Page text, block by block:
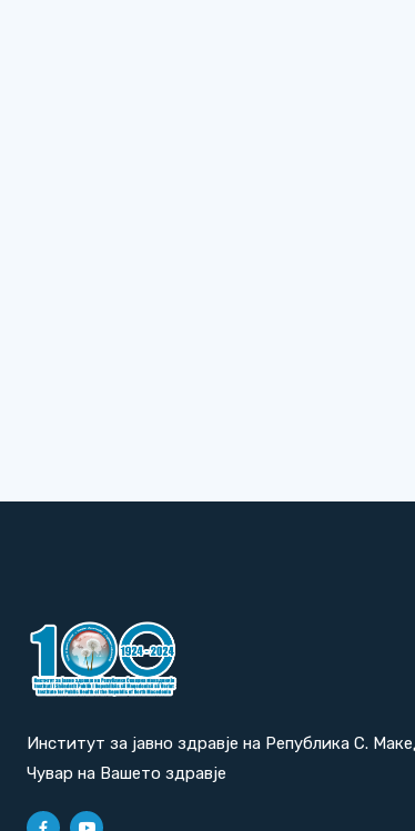
Институт за јавно здравје на Република С.
Чувар на Вашето здравје